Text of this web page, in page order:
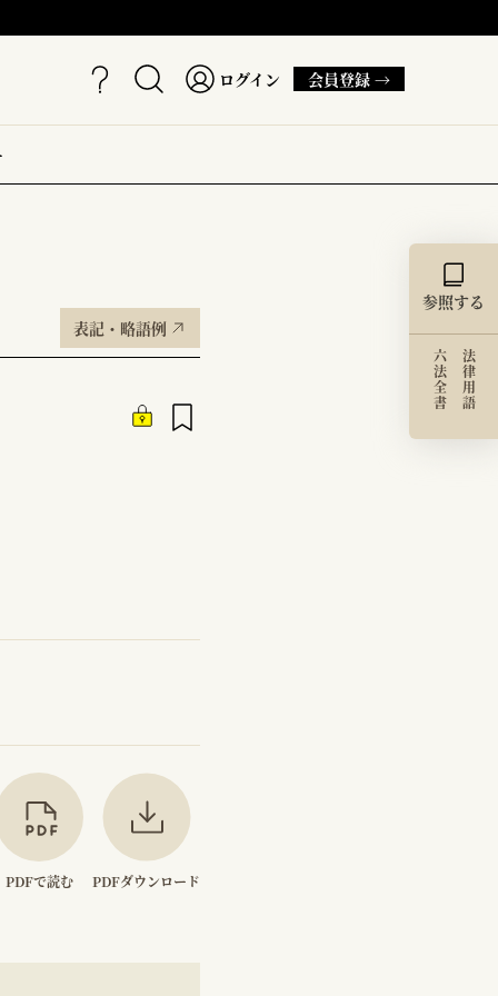
ログイン 会員登録 →
表記・略語例
PDFで読む PDFダウンロード
参照する
法律用語
六法全書